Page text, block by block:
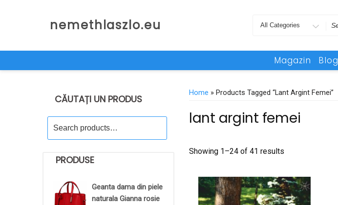
nemethlaszlo.eu
Search
Magazin Blog
CĂUTAȚI UN PRODUS
for:
PRODUSE
Geanta dama din piele
naturala Gianna rosie
Home » Products Tagged “lant Argint Femei”
lant argint femei
Showing 1–24 of 41 results